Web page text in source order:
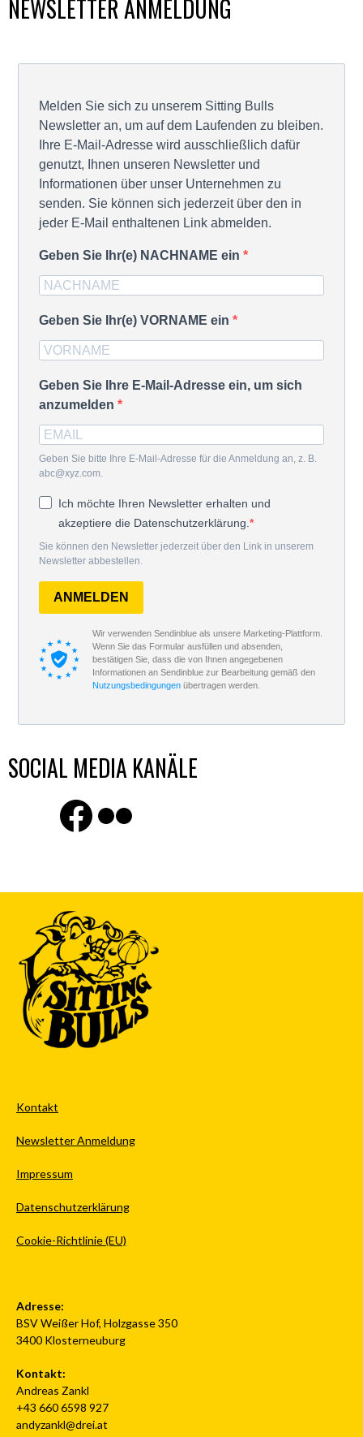
NEWSLETTER ANMELDUNG
Melden Sie sich zu unserem Sitting Bulls
Newsletter an, um auf dem Laufenden zu bleiben.
Ihre E-Mail-Adresse wird ausschließlich dafür
genutzt, Ihnen unseren Newsletter und
Informationen über unser Unternehmen zu
senden. Sie können sich jederzeit über den in
jeder E-Mail enthaltenen Link abmelden.
Geben Sie Ihr(e) NACHNAME ein
Geben Sie Ihr(e) VORNAME ein
Geben Sie Ihre E-Mail-Adresse ein, um sich
anzumelden
Geben Sie bitte Ihre E-Mail-Adresse für die Anmeldung an, z. B.
abc@xyz.com.
Ich möchte Ihren Newsletter erhalten und
akzeptiere die Datenschutzerklärung.
Sie können den Newsletter jederzeit über den Link in unserem
Newsletter abbestellen.
ANMELDEN
Wir verwenden Sendinblue als unsere Marketing-Plattform.
Wenn Sie das Formular ausfüllen und absenden,
bestätigen Sie, dass die von Ihnen angegebenen
Informationen an Sendinblue zur Bearbeitung gemäß den
Nutzungsbedingungenübertragen werden.
SOCIAL MEDIA KANÄLE
Finde uns auf Facebook
Flickr
Kontakt
Newsletter Anmeldung
Impressum
Datenschutzerklärung
Cookie-Richtlinie (EU)
Adresse:
BSV Weißer Hof, Holzgasse 350
3400 Klosterneuburg
Kontakt:
Andreas Zankl
+43 660 6598 927
andyzankl@drei.at